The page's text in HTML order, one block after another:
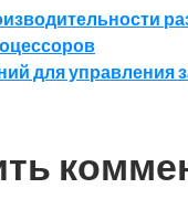
для управления